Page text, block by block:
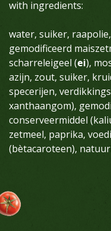
with ingredients:
water, suiker,
gemodificeerd
scharreleigeel (ei),
azijn, zout, suiker,
specerijen,
xanthaangom),
conserveermiddel
zetmeel, paprika,
(bètacaroteen),